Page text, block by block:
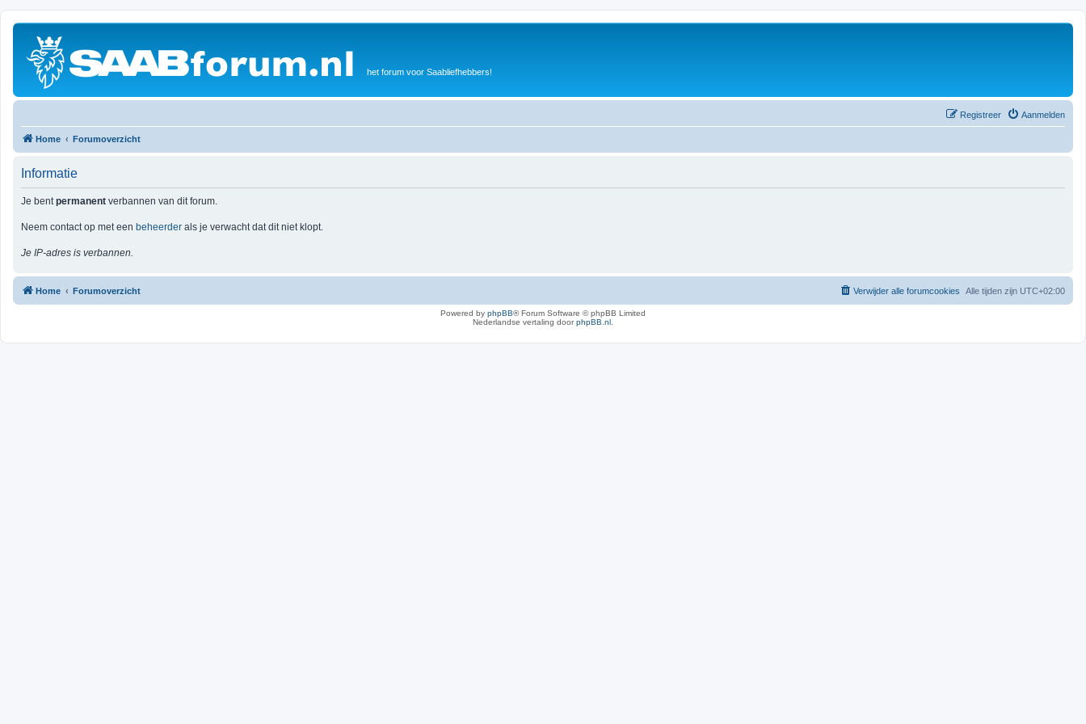
het forum voor Saabliefhebbers!
Aanmelden
Registreer
Home Forumoverzicht
Informatie
Je bentpermanent verbannen van dit forum.
Neem contact op met een beheerder als je verwacht dat dit niet klopt.
Je IP-adres is verbannen.
Home Forumoverzicht Alle tijden zijn UTC+02:00
Verwijder alle forumcookies
Powered by phpBB® Forum Software © phpBB Limited
Nederlandse vertaling doorphpBB.nl